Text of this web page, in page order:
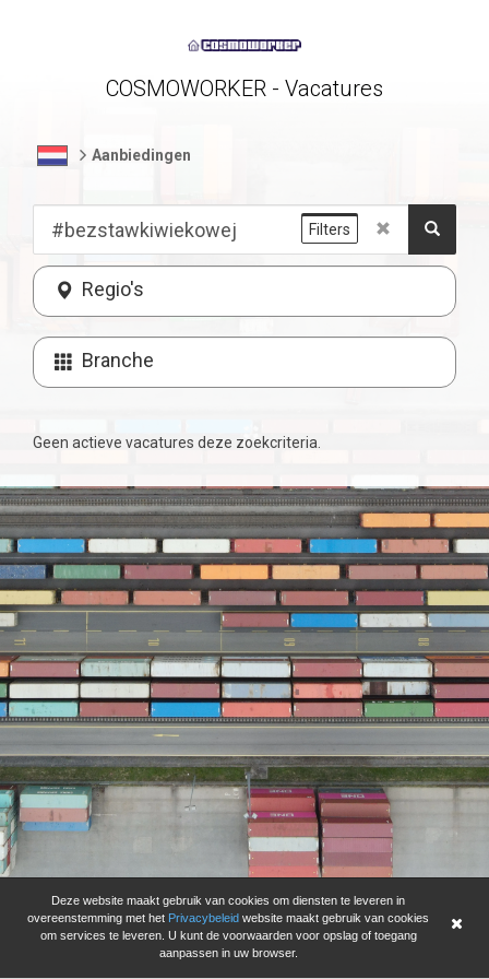
Deze website maakt gebruik van cookies om diensten te leveren in
overeenstemming met het Privacybeleid website maakt gebruik van cookies
om services te leveren. U kunt de voorwaarden voor opslag of toegang
aanpassen in uw browser.
COSMOWORKER - Vacatures
Aanbiedingen
Regio's
Branche
Filters
Geen actieve vacatures deze zoekcriteria.